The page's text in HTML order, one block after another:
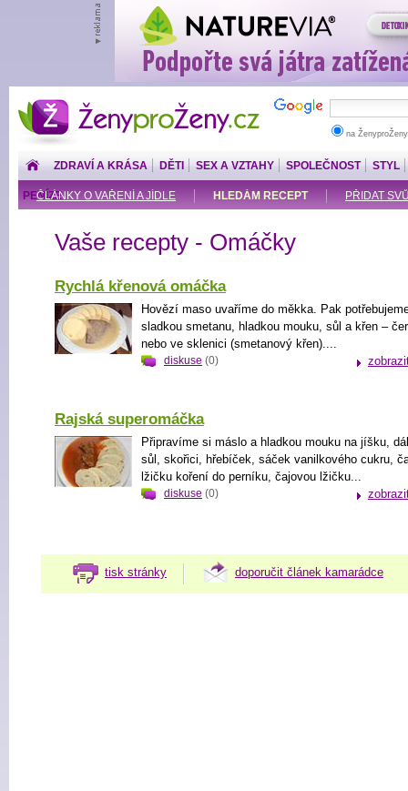
ŽenyproŽeny.cz
na
ZDRAVÍ A KRÁSA DĚTI SEX A VZTAHY SPOLEČNOST STYL
ČLÁNKY O VAŘENÍ A JÍDLE HLEDÁM RECEPT PŘIDAT
PENÍZE
Vaše recepty - Omáčky
Rychlá křenová omáčka
Hovězí maso uvaříme do měkka. Pak
sladkou smetanu, hladkou mouku, sůl a křen –
nebo ve sklenici (smetanový křen)....
diskuse (0)
Rajská superomáčka
Připravíme si máslo a hladkou mouku na jíšku,
sůl, skořici, hřebíček, sáček vanilkového cukru,
lžičku koření do perníku, čajovou lžičku...
diskuse (0)
tisk stránky doporučit článek kamarádce